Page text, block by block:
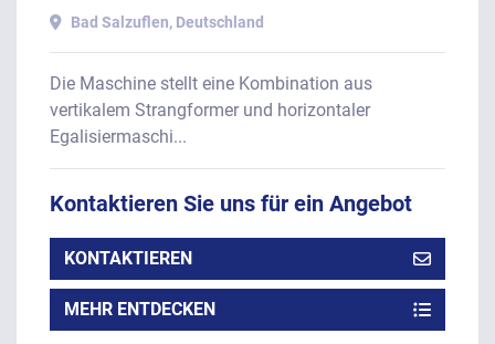
Bad Salzuflen, Deutschland
Die Maschine stellt eine Kombination aus
vertikalem Strangformer und horizontaler
Egalisiermaschi...
Kontaktieren Sie uns für ein Angebot
KONTAKTIEREN
MEHR ENTDECKEN